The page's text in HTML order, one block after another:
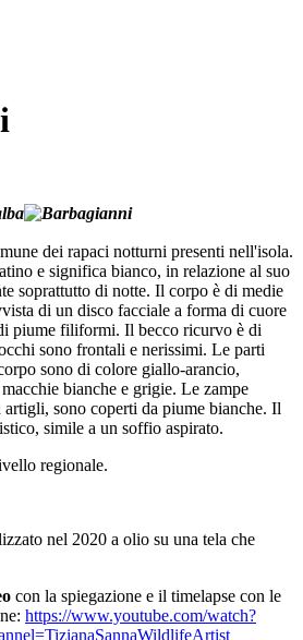
dei rapaci notturni presenti nell'isola.
e significa bianco, in relazione al suo
soprattutto di notte. Il corpo è di medie
di un disco facciale a forma di cuore
piume filiformi. Il becco ricurvo è di
sono frontali e nerissimi. Le parti
sono di colore giallo-arancio,
bianche e grigie. Le zampe
sono coperti da piume bianche. Il
simile a un soffio aspirato.
regionale.
nel 2020 a olio su una tela che
con la spiegazione e il timelapse con le
https://www.youtube.com/watch?